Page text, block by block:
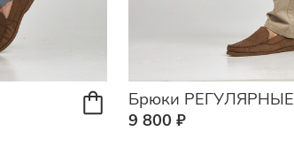
Брюки РЕГУЛЯРНЫЕ
9 800 ₽